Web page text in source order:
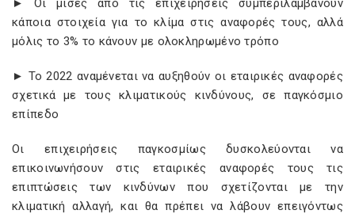
► Οι μισές από τις επιχειρήσεις συμπεριλαμβάνουν
κάποια στοιχεία για το κλίμα στις αναφορές τους, αλλά
μόλις το 3% το κάνουν με ολοκληρωμένο τρόπο
► Το 2022 αναμένεται να αυξηθούν οι εταιρικές αναφορές
σχετικά με τους κλιματικούς κινδύνους, σε παγκόσμιο
επίπεδο
Οι επιχειρήσεις παγκοσμίως δυσκολεύονται να
επικοινωνήσουν στις εταιρικές αναφορές τους τις
επιπτώσεις των κινδύνων που σχετίζονται με την
κλιματική αλλαγή, και θα πρέπει να λάβουν επειγόντως